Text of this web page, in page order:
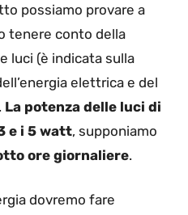
possiamo provare a
tenere conto della
luci (è indicata sulla
elettrica e del
La potenza delle luci di
e i 5 watt, supponiamo
ore giornaliere.
dovremo fare